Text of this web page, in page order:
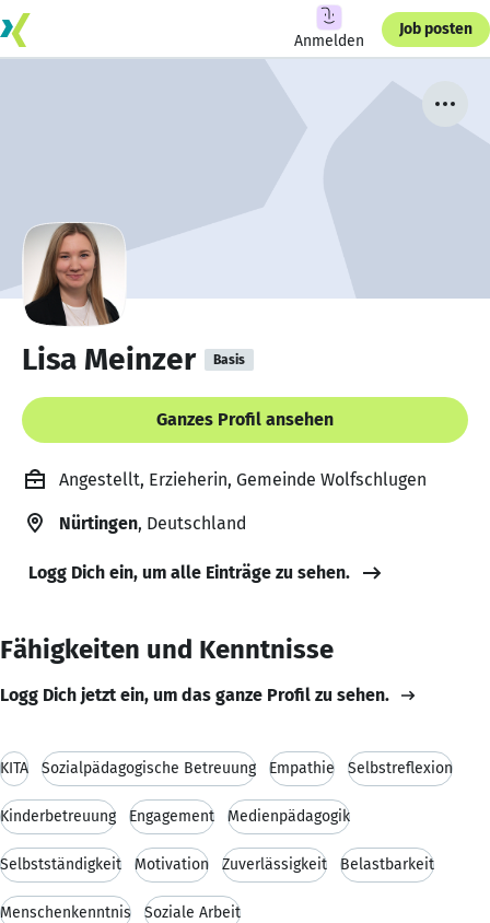
Anmelden
Job posten
Lisa Meinzer Basis
Ganzes Profil ansehen
Angestellt, Erzieherin, Gemeinde Wolfschlugen
Nürtingen, Deutschland
Logg Dich ein, um alle Einträge zu sehen.
Fähigkeiten und Kenntnisse
Logg Dich jetzt ein, um das ganze Profil zu sehen.
KITA Sozialpädagogische Betreuung Empathie Selbstreflexion
Kinderbetreuung Engagement Medienpädagogik
Selbstständigkeit Motivation Zuverlässigkeit Belastbarkeit
Menschenkenntnis Soziale Arbeit